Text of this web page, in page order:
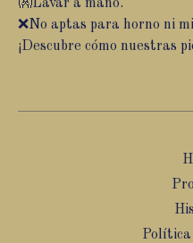
👐Lavar a mano.
❌No aptas para horno ni
¡Descubre cómo nuestras
Política